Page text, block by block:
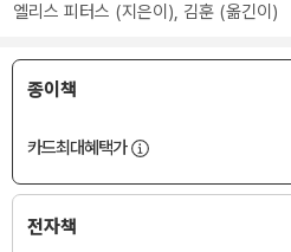
엘리스 피터스 (지은이), 김훈 (옮긴이)
종이책
카드최대혜택가
전자책